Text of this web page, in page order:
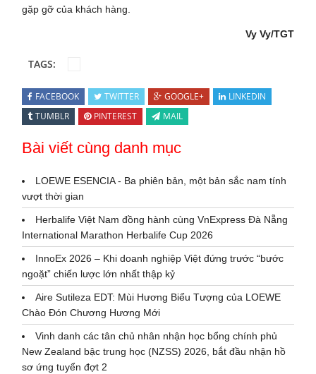
gặp gỡ của khách hàng.
Vy Vy/TGT
TAGS:
FACEBOOK TWITTER GOOGLE+
LINKEDIN
TUMBLR
PINTEREST MAIL
Bài viết cùng danh mục
LOEWE ESENCIA - Ba phiên bản, một bản sắc nam tính
vượt thời gian
Herbalife Việt Nam đồng hành cùng VnExpress Đà Nẵng
International Marathon Herbalife Cup 2026
InnoEx 2026 – Khi doanh nghiệp Việt đứng trước “bước
ngoặt” chiến lược lớn nhất thập kỷ
Aire Sutileza EDT: Mùi Hương Biểu Tượng của LOEWE
Chào Đón Chương Hương Mới
Vinh danh các tân chủ nhân nhận học bổng chính phủ
New Zealand bậc trung học (NZSS) 2026, bắt đầu nhận hồ
sơ ứng tuyển đợt 2